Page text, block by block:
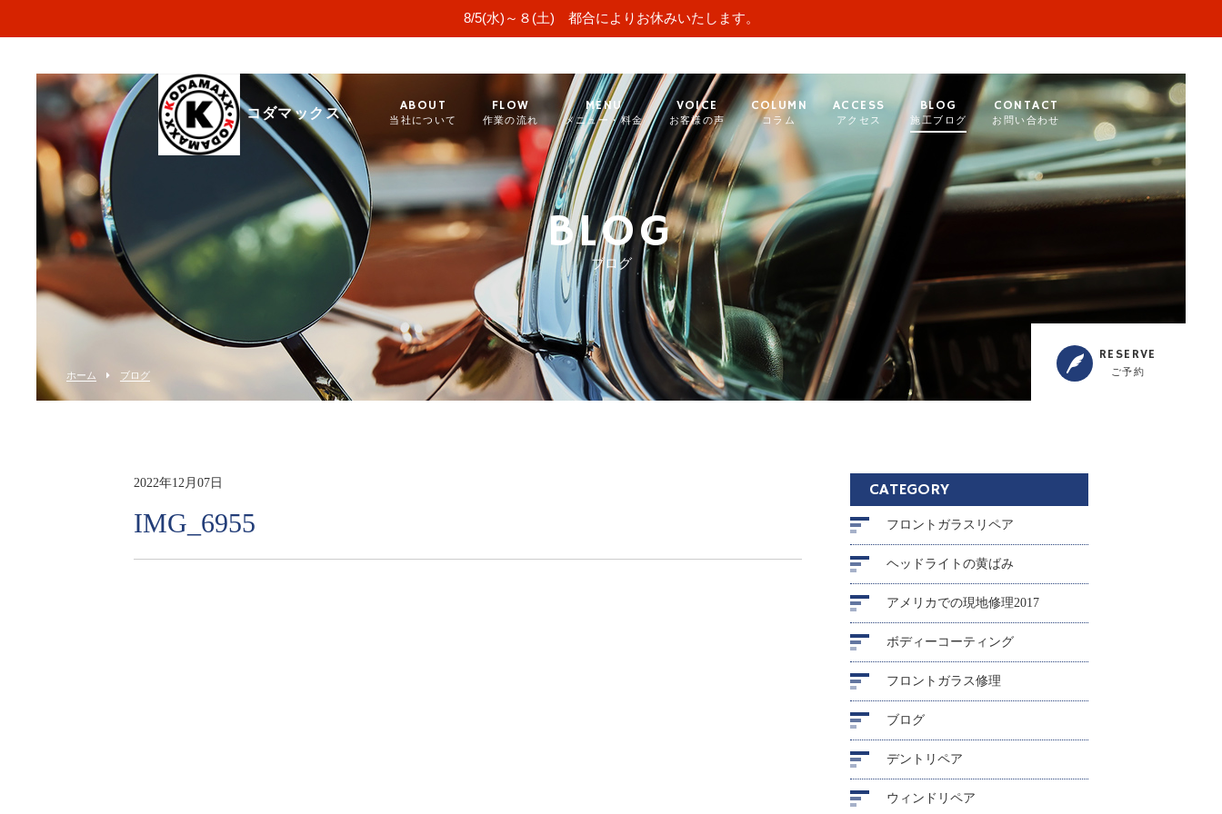
8/5(水)～８(土) 都合によりお休みいたします。
コダマックス
ABOUT
当社について
FLOW
作業の流れ
MENU
メニュー・料金
VOICE
お客様の声
COLUMN
コラム
ACCESS
アクセス
BLOG
施工ブログ
CONTACT
お問い合わせ
BLOG
ブログ
ホーム ブログ
RESERVE
ご予約
2022年12月07日
IMG_6955
CATEGORY
フロントガラスリペア
ヘッドライトの黄ばみ
アメリカでの現地修理2017
ボディーコーティング
フロントガラス修理
ブログ
デントリペア
ウィンドリペア